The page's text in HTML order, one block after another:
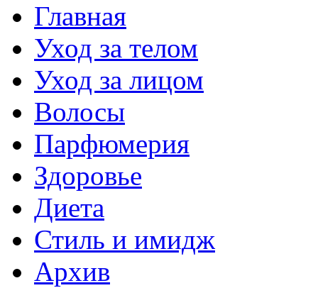
Главная
Уход за телом
Уход за лицом
Волосы
Парфюмерия
Здоровье
Диета
Стиль и имидж
Архив